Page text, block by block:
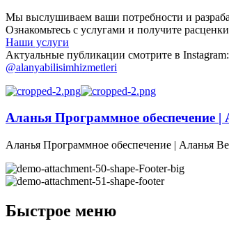
Мы выслушиваем ваши потребности и
Ознакомьтесь с услугами и получите
Наши услуги
Актуальные публикации смотрите в Instagram:
@alanyabilisimhizmetleri
Аланья Программное обеспечение
Аланья Программное обеспечение | Аланья
Быстрое меню